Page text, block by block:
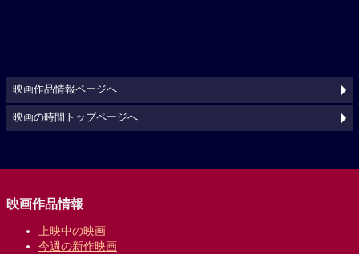
映画作品情報ページへ
映画の時間トップページへ
映画作品情報
上映中の映画
今週の新作映画